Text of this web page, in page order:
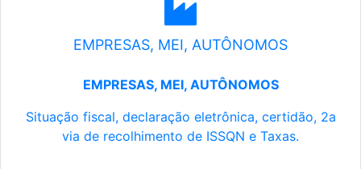
EMPRESAS, MEI, AUTÔNOMOS
EMPRESAS, MEI, AUTÔNOMOS
Situação fiscal, declaração eletrônica, certidão, 2a
via de recolhimento de ISSQN e Taxas.